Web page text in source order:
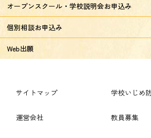
オープンスクール・学校説明会お申込み
個別相談お申込み
Web出願
サイトマップ
運営会社
学校いじめ
教員募集